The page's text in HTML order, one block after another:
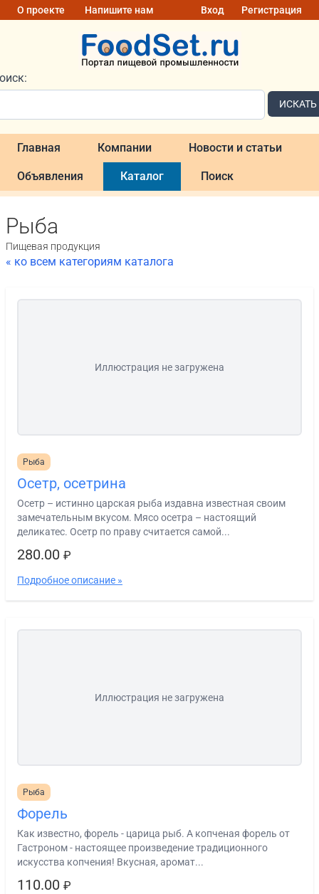
О проекте Напишите нам Вход Регистрация
ИСКАТЬ
Главная Компании Новости и статьи
Объявления Каталог Поиск
Рыба
Пищевая продукция
« ко всем категориям каталога
Иллюстрация не загружена
Рыба
Осетр, осетрина
Осетр – истинно царская рыба издавна известная своим
замечательным вкусом. Мясо осетра – настоящий
деликатес. Осетр по праву считается самой...
280.00 ₽
Подробное описание »
Иллюстрация не загружена
Рыба
Форель
Как известно, форель - царица рыб. А копченая форель от
Гастроном - настоящее произведение традиционного
искусства копчения! Вкусная, аромат...
110.00 ₽